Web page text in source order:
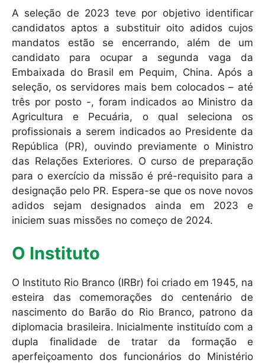
A seleção de 2023 teve por objetivo identificar
candidatos aptos a substituir oito adidos cujos
mandatos estão se encerrando, além de um
candidato para ocupar a segunda vaga da
Embaixada do Brasil em Pequim, China. Após a
seleção, os servidores mais bem colocados – até
três por posto -, foram indicados ao Ministro da
Agricultura e Pecuária, o qual seleciona os
profissionais a serem indicados ao Presidente da
República (PR), ouvindo previamente o Ministro
das Relações Exteriores. O curso de preparação
para o exercício da missão é pré-requisito para a
designação pelo PR. Espera-se que os nove novos
adidos sejam designados ainda em 2023 e
iniciem suas missões no começo de 2024.
O Instituto
O Instituto Rio Branco (IRBr) foi criado em 1945, na
esteira das comemorações do centenário de
nascimento do Barão do Rio Branco, patrono da
diplomacia brasileira. Inicialmente instituído com a
dupla finalidade de tratar da formação e
aperfeiçoamento dos funcionários do Ministério